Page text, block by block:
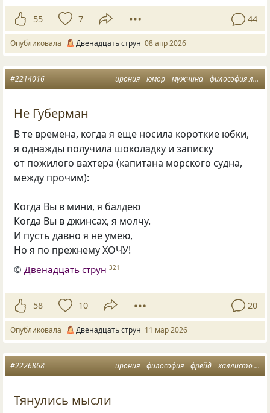
55 7 44
Опубликовала Двенадцать струн 08 апр 2026
ирония юмор мужчина философия любви
#2214016
Не Губерман
В те времена, когда я еще носила короткие юбки,
я однажды получила шоколадку и записку
от пожилого вахтера (капитана морского судна,
между прочим):
Когда Вы в мини, я балдею
Когда Вы в джинсах, я молчу.
И пусть давно я не умею,
Но я по прежнему ХОЧУ!
©Двенадцать струн 321
58 10 20
Опубликовала Двенадцать струн 11 мар 2026
ирония философия фрейд каллисто
#2226868
Тянулись мысли